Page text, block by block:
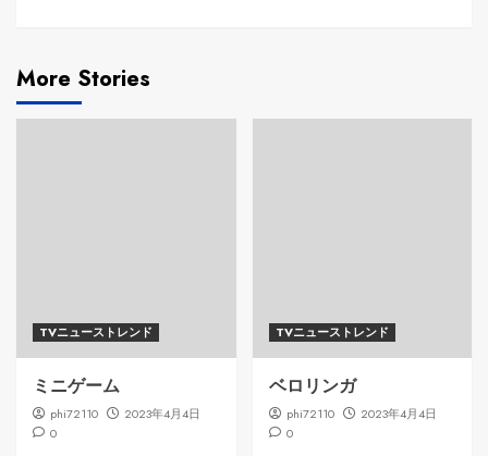
More Stories
TVニューストレンド
ミニゲーム
phi72110
2023年4月4日
0
TVニューストレンド
ベロリンガ
phi72110
2023年4月4日
0